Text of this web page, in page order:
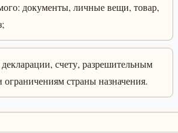
документы, личные вещи, товар,
счету, разрешительным
ограничениям страны назначения.